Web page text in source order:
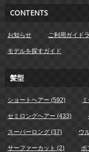
CONTENTS
お知らせ ご利用ガイド
モデルを探すガイド
髪型
ショートヘアー (592)
セミロングヘアー (433)
スーパーロング (37) ウ
サーファーカット (2) ボ